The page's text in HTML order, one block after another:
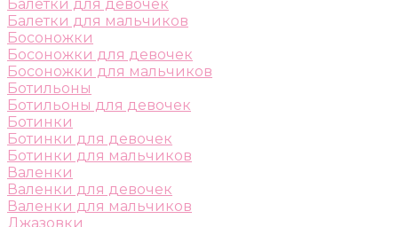
Балетки для девочек
Балетки для мальчиков
Босоножки
Босоножки для девочек
Босоножки для мальчиков
Ботильоны
Ботильоны для девочек
Ботинки
Ботинки для девочек
Ботинки для мальчиков
Валенки
Валенки для девочек
Валенки для мальчиков
Джазовки